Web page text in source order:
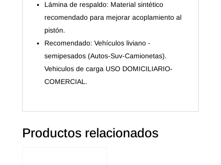
Lámina de respaldo: Material sintético
recomendado para mejorar acoplamiento al
pistón.
Recomendado: Vehículos liviano -
semipesados (Autos-Suv-Camionetas).
Vehiculos de carga USO DOMICILIARIO-
COMERCIAL.
Productos relacionados